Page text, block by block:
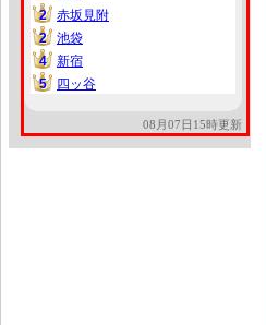
2
2
赤坂見附
2
2
池袋
4
4
新宿
5
5 四ッ谷
08月07日15時更新